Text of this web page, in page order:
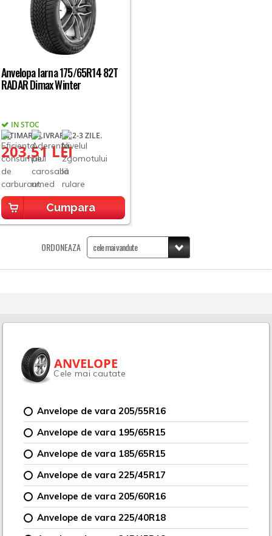
Anvelopa Iarna 175/65R14 82T
RADAR Dimax Winter
IN STOC
ESTIMARE LIVRARE: 2-3 ZILE.
203,51 LEI
Cumpara
ORDONEAZA
ANVELOPE
Cele mai cautate
Anvelope de vara 205/55R16
Anvelope de vara 195/65R15
Anvelope de vara 185/65R15
Anvelope de vara 225/45R17
Anvelope de vara 205/60R16
Anvelope de vara 225/40R18